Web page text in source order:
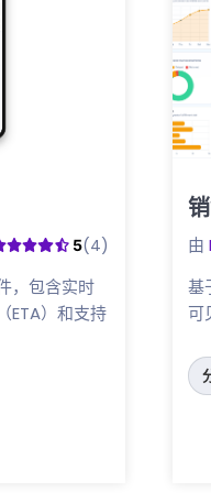
5(4)
，包含实时
ETA）和支持
由
基
可
点击